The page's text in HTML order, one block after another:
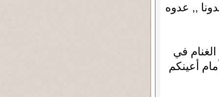
,, عدوه
في
أعينكم